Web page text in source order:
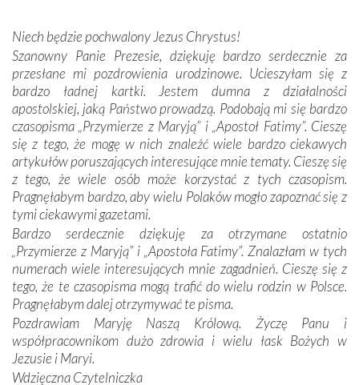
mieliśmy okazję przekonać się, że Maryja swoją opieką
otacza nie tylko nasz naród, lecz wszystkie nacje, które
się Jej ufnie oddają, a także każdą osobę, która zawierza
Jej siebie oraz swych bliskich.
Dzieje Portugalii to również historia wierności Bogu i
odstępstw, także w życiu władców. Trudne momenty w
wymiarze tak osobistym, jak i zbiorowym, przypominają o
konieczności ciągłego zabiegania o własną duszę i o łaskę
Opatrzności. Wierność przynosi pomyślność –
przynajmniej w życiu duchowym. Odstępstwo owocuje
nieszczęściem i śmiercią. Te uniwersalne prawdy
przychodziły na myśl, gdy słuchaliśmy opowieści
przewodników o portugalskich monarchach i wodzach,
zwycięskich bitwach i nieszczęśliwych losach grzesznych
kochanków.
Byli tym razem pośród Apostołów Fatimy reprezentanci
każdego spośród żyjących pokoleń. Najmłodszy uczestnik
liczył sobie 13 lat, zaś senior, pan Zdzisław – już 94.
Niech będzie pochwalony Jezus Chrystus!
Szanowny Panie Prezesie, dziękuję bardzo serdecznie za
przesłane mi pozdrowienia urodzinowe. Ucieszyłam się z
bardzo ładnej kartki. Jestem dumna z działalności
apostolskiej, jaką Państwo prowadzą. Podobają mi się bardzo
czasopisma „Przymierze z Maryją” i „Apostoł Fatimy”. Cieszę
się z tego, że mogę w nich znaleźć wiele bardzo ciekawych
artykułów poruszających interesujące mnie tematy. Cieszę się
z tego, że wiele osób może korzystać z tych czasopism.
Pragnęłabym bardzo, aby wielu Polaków mogło zapoznać się z
tymi ciekawymi gazetami.
Bardzo serdecznie dziękuję za otrzymane ostatnio
„Przymierze z Maryją” i „Apostoła Fatimy”. Znalazłam w tych
numerach wiele interesujących mnie zagadnień. Cieszę się z
tego, że te czasopisma mogą trafić do wielu rodzin w Polsce.
Pragnęłabym dalej otrzymywać te pisma.
Pozdrawiam Maryję Naszą Królową. Życzę Panu i
współpracownikom dużo zdrowia i wielu łask Bożych w
Jezusie i Maryi.
Wdzięczna Czytelniczka